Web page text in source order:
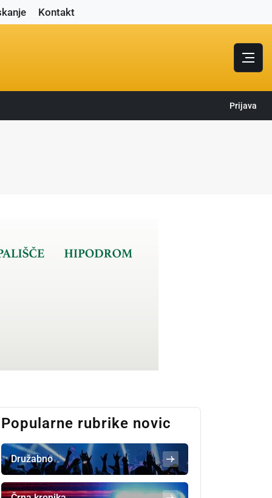
Kontakt
Prijava
Popularne rubrike novic
Družabno